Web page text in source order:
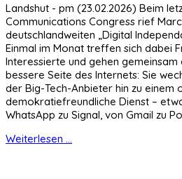
Landshut - pm (23.02.2026) Beim
Communications Congress rief
deutschlandweiten „Digital
Einmal im Monat treffen sich dabei
Interessierte und gehen gemeinsam
bessere Seite des Internets: Sie
der Big-Tech-Anbieter hin zu einem
demokratiefreundliche Dienst –
WhatsApp zu Signal, von Gmail zu
Weiterlesen ...